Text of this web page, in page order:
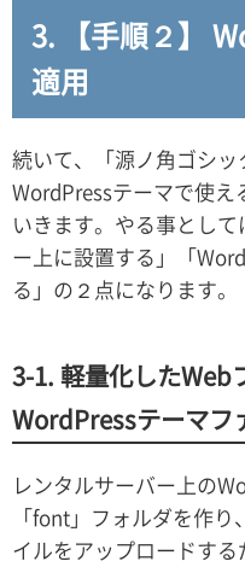
3. 【手順２】
適用
続いて、「源ノ角ゴシ
WordPressテーマで使
いきます。やる事とし
ー上に設置する」「
る」の２点になります。
3-1. 軽量化したWeb
WordPressテーマフ
レンタルサーバー上の
「font」フォルダを作
イルをアップロードする